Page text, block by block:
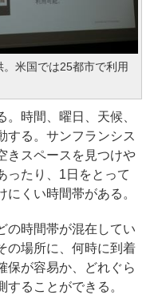
米国では25都市で利用
時間、曜日、天候、
する。サンフランシス
きスペースを見つけや
ったり、1日をとって
くい時間帯がある。
時間帯が混在してい
の場所に、何時に到着
保が容易か、どれぐら
ることができる。